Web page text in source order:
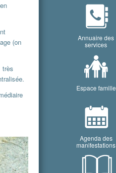
(on
très
Annuaire des
services
Espace famille
Agenda des
manifestations